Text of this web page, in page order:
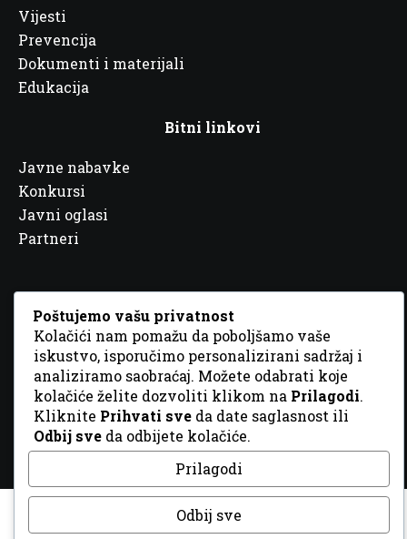
Vijesti
Prevencija
Dokumenti i materijali
Edukacija
Bitni linkovi
Javne nabavke
Konkursi
Javni oglasi
Partneri
© 2026 Sva prava zadržana. DizajnGordonDM
Poštujemo vašu privatnost
Kolačići nam pomažu da poboljšamo vaše
iskustvo, isporučimo personalizirani sadržaj i
analiziramo saobraćaj. Možete odabrati koje
kolačiće želite dozvoliti klikom na Prilagodi.
Kliknite Prihvati sve da date saglasnost ili
Odbij sve da odbijete kolačiće.
Prilagodi
Odbij sve